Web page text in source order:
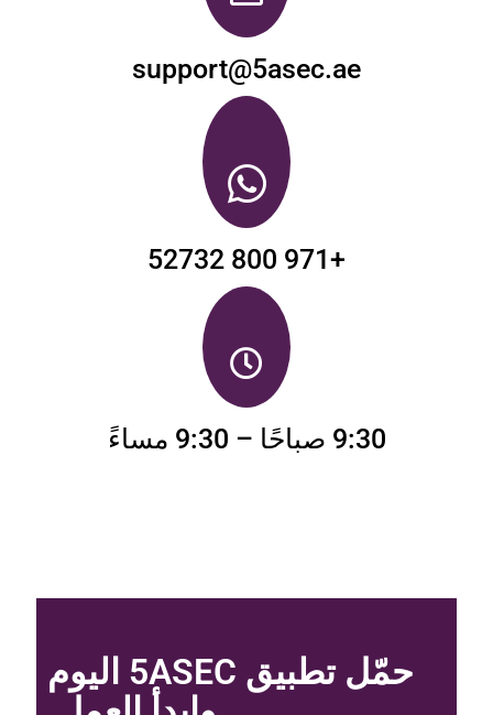
support@5asec.ae
+971 800 52732
9:30 صباحًا – 9:30 مساءً
حمّل تطبيق 5ASEC اليوم